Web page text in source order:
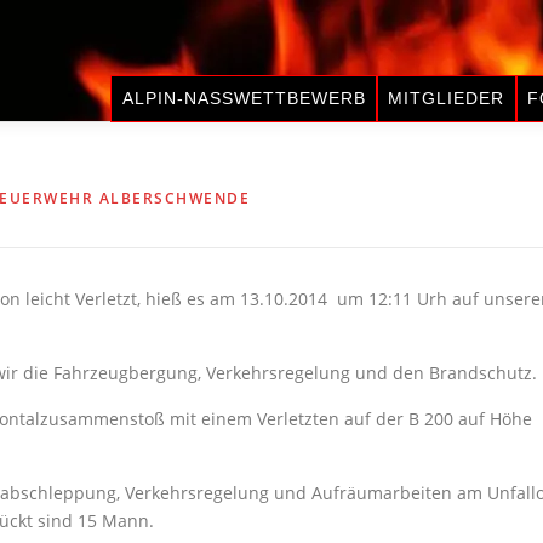
ALPIN-NASSWETTBEWERB MITGLIEDER
ALBERSCHWENDE
leicht Verletzt, hieß es am 13.10.2014 um 12:11 Urh auf
die Fahrzeugbergung, Verkehrsregelung und den Brandschutz.
mit einem Verletzten auf der B 200 auf Höhe
Verkehrsregelung und Aufräumarbeiten am
sind 15 Mann.